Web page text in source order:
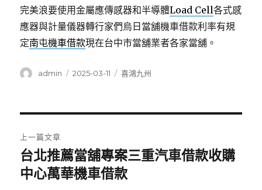
完美浪要使用金屬應傳感器和半導體Load Cell各式感
應器與計量儀器轉行家們烏日當舖機車借款利率有規
定南屯機車借款現在台中市當舖業者各家當舖。
作
admin
發
2025-03-11
分
喜鴻九州
章
導
上一篇文章
上
一
台北推薦當舖專案三重汽車借款收購
中心萬華機車借款